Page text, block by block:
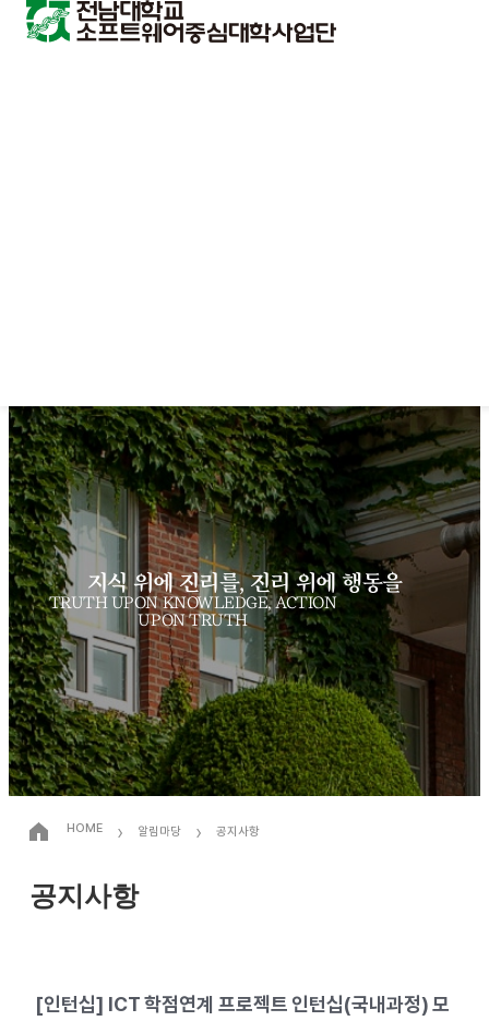
지식 위에 진리를, 진리 위에 행동을
TRUTH UPON KNOWLEDGE, ACTION
UPON TRUTH
HOME › 알림마당 › 공지사항
공지사항
[인턴십] ICT 학점연계 프로젝트 인턴십(국내과정) 모